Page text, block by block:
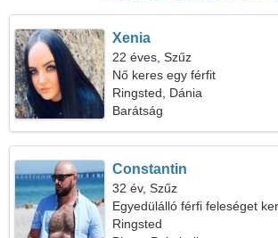
Xenia
22 éves, Szűz
Nő keres egy férfit
Ringsted, Dánia
Barátság
Constantin
32 év, Szűz
Egyedülálló férfi feleséget
Ringsted